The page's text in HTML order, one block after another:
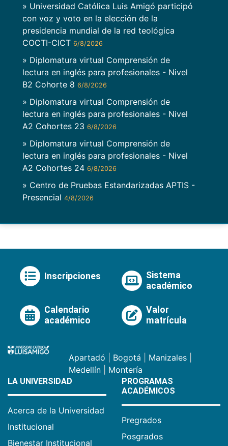
» Universidad Católica Luis Amigó participó
con voz y voto en la elección de la
presidencia mundial de la red teológica
COCTI-CICT 6/8/2026
» Diplomatura virtual Comprensión de
lectura en inglés para profesionales - Nivel
B2 Cohorte 8 6/8/2026
» Diplomatura virtual Comprensión de
lectura en inglés para profesionales - Nivel
A2 Cohortes 23 6/8/2026
» Diplomatura virtual Comprensión de
lectura en inglés para profesionales - Nivel
A2 Cohortes 24 6/8/2026
» Centro de Pruebas Estandarizadas APTIS -
Presencial 4/8/2026
Inscripciones
Sistema
académico
Calendario
académico
Valor
matrícula
Apartadó Bogotá Manizales
Medellín
Montería
LA UNIVERSIDAD
Acerca de la Universidad
Institucional
Bienestar Institucional
PROGRAMAS
ACADÉMICOS
Pregrados
Posgrados